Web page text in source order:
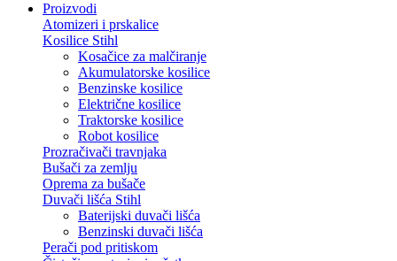
Proizvodi
Atomizeri i prskalice
Kosilice Stihl
Kosačice za malčiranje
Akumulatorske kosilice
Benzinske kosilice
Električne kosilice
Traktorske kosilice
Robot kosilice
Prozračivači travnjaka
Bušači za zemlju
Oprema za bušače
Duvači lišća Stihl
Baterijski duvači lišća
Benzinski duvači lišća
Perači pod pritiskom